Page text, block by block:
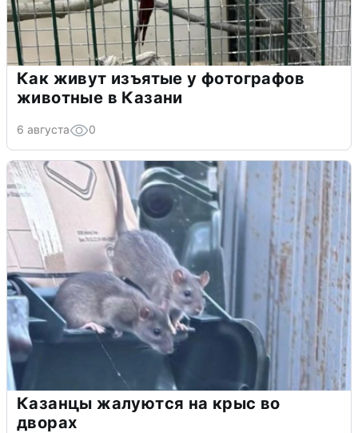
Как живут изъятые у фотографов
животные в Казани
6 августа 0
Казанцы жалуются на крыс во
дворах